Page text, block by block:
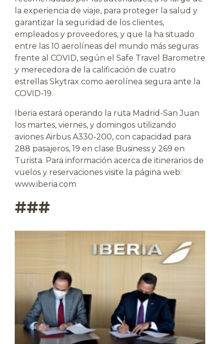
la experiencia de viaje, para proteger la salud y
garantizar la seguridad de los clientes,
empleados y proveedores, y que la ha situado
entre las 10 aerolíneas del mundo más seguras
frente al COVID, según el Safe Travel Barometre
y merecedora de la calificación de cuatro
estrellas Skytrax como aerolínea segura ante la
COVID-19.
Iberia estará operando la ruta Madrid-San Juan
los martes, viernes, y domingos utilizando
aviones Airbus A330-200, con capacidad para
288 pasajeros, 19 en clase Business y 269 en
Turista. Para información acerca de itinerarios de
vuelos y reservaciones visite la página web:
www.iberia.com
###